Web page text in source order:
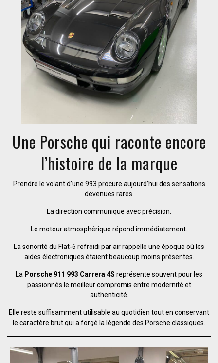
Une Porsche qui raconte encore
l’histoire de la marque
Prendre le volant d’une 993 procure aujourd’hui des sensations
devenues rares.
La direction communique avec précision.
Le moteur atmosphérique répond immédiatement.
La sonorité du Flat-6 refroidi par air rappelle une époque où les
aides électroniques étaient beaucoup moins présentes.
La Porsche 911 993 Carrera 4S représente souvent pour les
passionnés le meilleur compromis entre modernité et
authenticité.
Elle reste suffisamment utilisable au quotidien tout en conservant
le caractère brut qui a forgé la légende des Porsche classiques.